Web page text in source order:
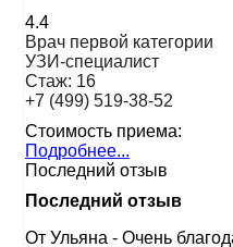
4.4
Врач первой категории
УЗИ-специалист
Стаж: 16
+7 (499) 519-38-52
Стоимость приема:
Подробнее...
Последний отзыв
Последний отзыв
От Ульяна - Очень